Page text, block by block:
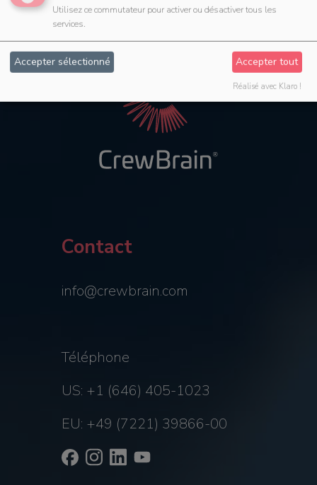
Contact
info@crewbrain.com
Téléphone
US: +1 (646) 405-1023
EU: +49 (7221) 39866-00
Utilisez ce commutateur pour activer ou désactiver tous les
services.
Accepter sélectionné Accepter tout
Réalisé avec Klaro !